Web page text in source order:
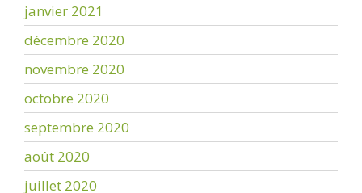
janvier 2021
décembre 2020
novembre 2020
octobre 2020
septembre 2020
août 2020
juillet 2020